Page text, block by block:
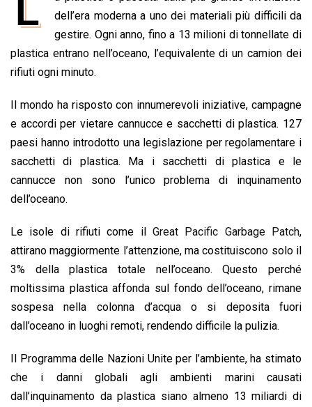
o
o
t
s
A
p
k
e
d
e
a
d
i
l
y
L
i
n
t
dell’era moderna a uno dei materiali più difficili da
gestire. Ogni anno, fino a 13 milioni di tonnellate di
plastica entrano nell’oceano, l’equivalente di un camion dei
rifiuti ogni minuto.
Il mondo ha risposto con innumerevoli iniziative, campagne
e accordi per vietare cannucce e sacchetti di plastica. 127
paesi hanno introdotto una legislazione per regolamentare i
sacchetti di plastica. Ma i sacchetti di plastica e le
cannucce non sono l’unico problema di inquinamento
dell’oceano.
Le isole di rifiuti come il Great Pacific Garbage Patch,
attirano maggiormente l’attenzione, ma costituiscono solo il
3% della plastica totale nell’oceano. Questo perché
moltissima plastica affonda sul fondo dell’oceano, rimane
sospesa nella colonna d’acqua o si deposita fuori
dall’oceano in luoghi remoti, rendendo difficile la pulizia.
Il Programma delle Nazioni Unite per l’ambiente, ha stimato
che i danni globali agli ambienti marini causati
dall’inquinamento da plastica siano almeno 13 miliardi di